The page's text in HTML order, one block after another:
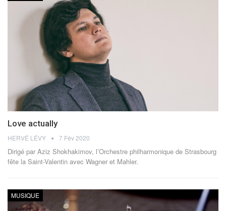
Love actually
HERVÉ LÉVY 7 Fév 2020
Dirigé par Aziz Shokhakimov, l’Orchestre philharmonique de Strasbourg
fête la Saint-Valentin avec Wagner et Mahler.
MUSIQUE